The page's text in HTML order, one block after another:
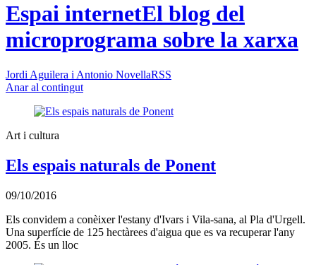
Espai internetEl blog del
microprograma sobre la xarxa
Jordi Aguilera i Antonio NovellaRSS
Anar al contingut
Art i cultura
Els espais naturals de Ponent
09/10/2016
Els convidem a conèixer l'estany d'Ivars i Vila-sana, al Pla d'Urgell.
Una superfície de 125 hectàrees d'aigua que es va recuperar l'any
2005. És un lloc